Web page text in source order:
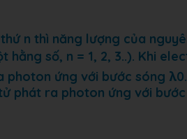
n thì năng lượng của
hằng số, n = 1, 2, 3..). Khi
ứng với bước sóng
phát ra photon ứng với